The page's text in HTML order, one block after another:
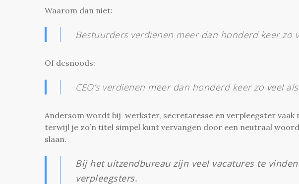
Waarom dan niet:
Bestuurders verdienen meer dan honderd keer zo
Of desnoods:
CEO’s verdienen meer dan honderd keer zo veel
Andersom wordt bij werkster, secretaresse en verpleegster vaak
terwijl je zo’n titel simpel kunt vervangen door een neutraal
slaan.
Bij het uitzendbureau zijn veel vacatures te
verpleegsters.